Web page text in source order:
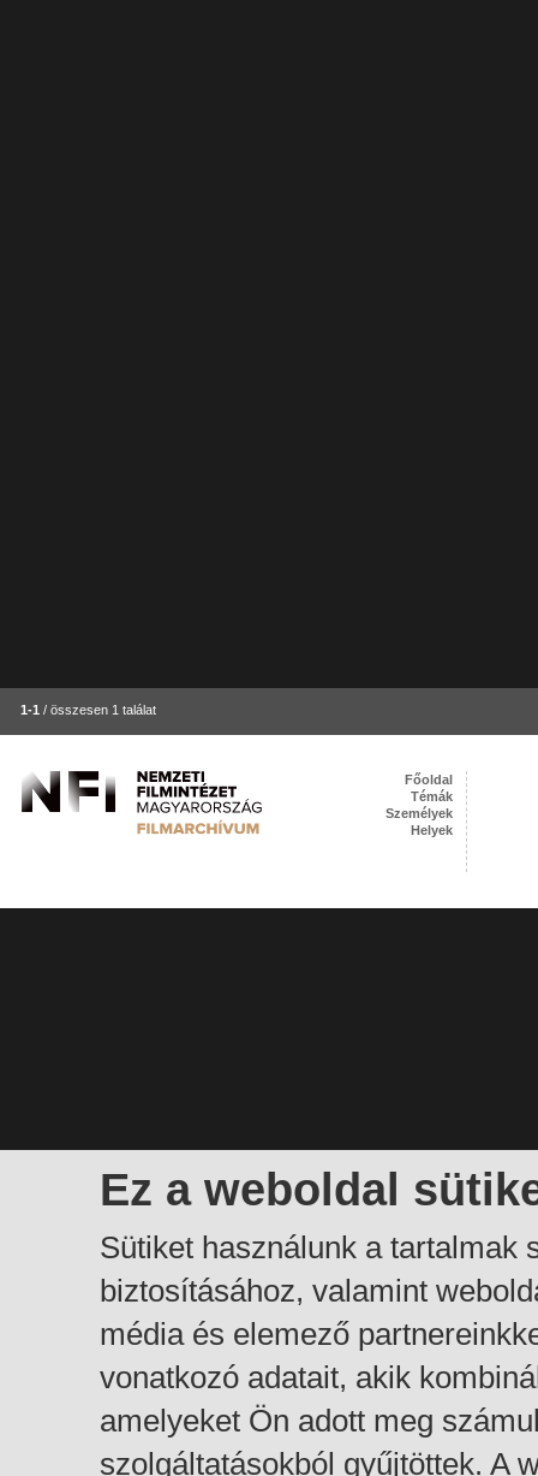
1-1 / összesen 1 találat
Ez a weboldal
Sütiket használunk a tartalmak
biztosításához, valamint
média és elemező
vonatkozó adatait, akik
amelyeket Ön adott meg
szolgáltatásokból gyűjtöttek. A
Főoldal
Témák
Személyek
Helyek